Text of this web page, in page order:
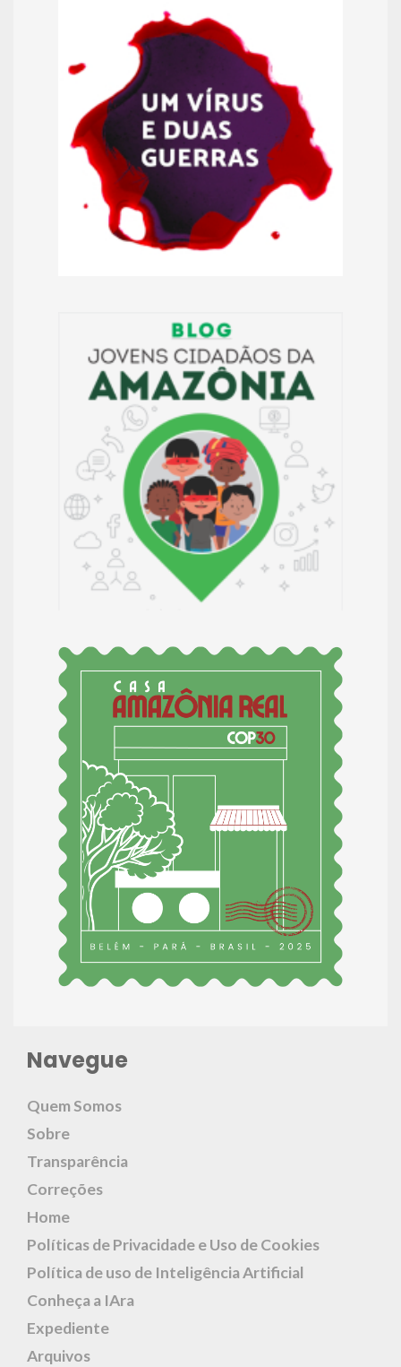
Navegue
Quem Somos
Sobre
Transparência
Correções
Home
Políticas de Privacidade e Uso de Cookies
Política de uso de Inteligência Artificial
Conheça a IAra
Expediente
Arquivos